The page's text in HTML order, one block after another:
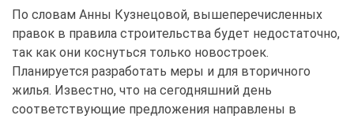
По словам Анны Кузнецовой, вышеперечисленных
правок в правила строительства будет недостаточно,
так как они коснуться только новостроек.
Планируется разработать меры и для вторичного
жилья. Известно, что на сегодняшний день
соответствующие предложения направлены в